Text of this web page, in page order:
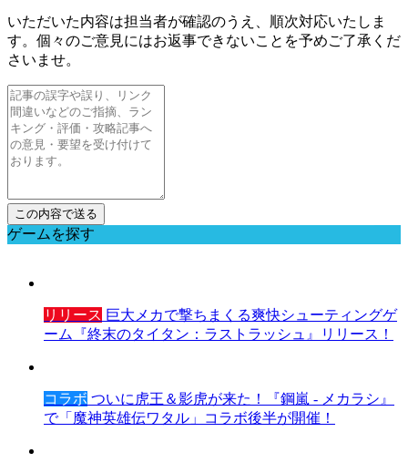
いただいた内容は担当者が確認のうえ、順次対応いたしま
す。個々のご意見にはお返事できないことを予めご了承くだ
さいませ。
ゲームを探す
リリース 巨大メカで撃ちまくる爽快シューティングゲ
ーム『終末のタイタン：ラストラッシュ』リリース！
コラボ ついに虎王＆影虎が来た！『鋼嵐 - メカラシ』
で「魔神英雄伝ワタル」コラボ後半が開催！